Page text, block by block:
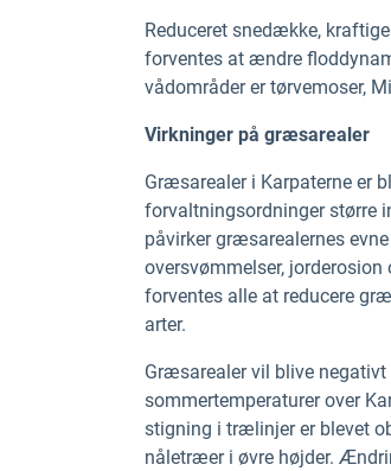
Reduceret snedække,
forventes at ændre
vådområder er tørvemoser,
Virkninger på græsarealer
Græsarealer i Karpaterne er
forvaltningsordninger større
påvirker græsarealernes
oversvømmelser,
forventes alle at reducere
arter.
Græsarealer vil blive
sommertemperaturer over
stigning i trælinjer er blevet
nåletræer i øvre højder.